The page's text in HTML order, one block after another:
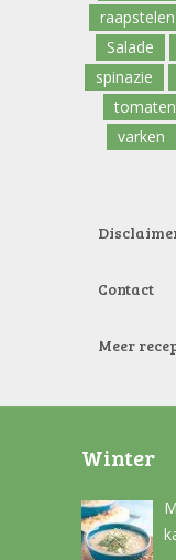
raapstelen
Salade
spinazie
tomaten
varken
Contact
Meer
Winter